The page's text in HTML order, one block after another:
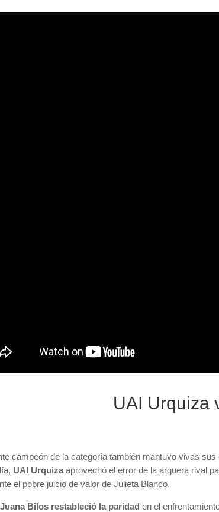
UAI Urquiza
campeón de la categoría también mantuvo vivas
UAI Urquiza aprovechó el error de la arquera rival
el pobre juicio de valor de Julieta Blanco.
Juana Bilos restableció la paridad en el